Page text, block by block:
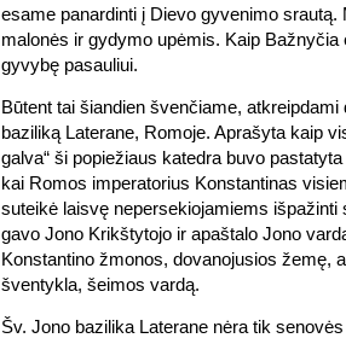
esame panardinti į Dievo gyvenimo srautą.
malonės ir gydymo upėmis. Kaip Bažnyčia
gyvybę pasauliui.
Būtent tai šiandien švenčiame, atkreipdami
baziliką Laterane, Romoje. Aprašyta kaip
galva“ ši popiežiaus katedra buvo
kai Romos imperatorius Konstantinas
suteikė laisvę nepersekiojamiems išpažinti
gavo Jono Krikštytojo ir apaštalo Jono
Konstantino žmonos, dovanojusios žemę,
šventykla, šeimos vardą.
Šv. Jono bazilika Laterane nėra tik